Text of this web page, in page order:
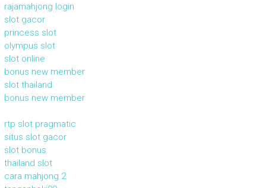
rajamahjong login
slot gacor
princess slot
olympus slot
slot online
bonus new member
slot thailand
bonus new member
rtp slot pragmatic
situs slot gacor
slot bonus
thailand slot
cara mahjong 2